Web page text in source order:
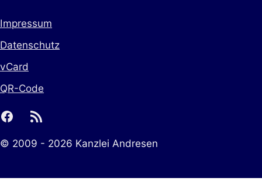
© 2009 - 2026 Kanzlei Andresen
Impressum
Datenschutz
vCard
QR-Code
facebook